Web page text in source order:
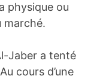
physique ou
marché.
Jaber a tenté
cours d’une